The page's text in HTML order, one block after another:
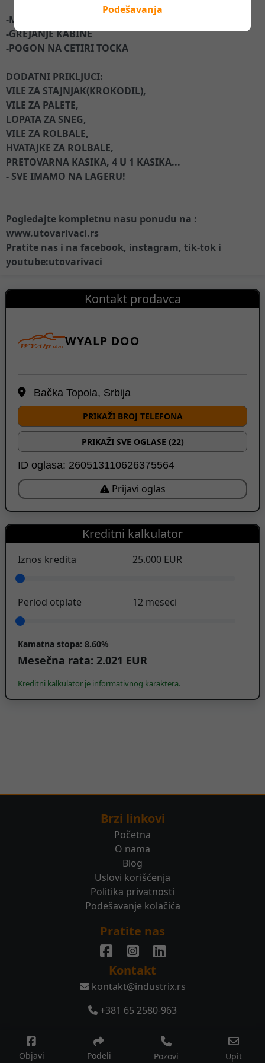
Podešavanja
-MAX. BRZINA 30 km/h
-GREJANJE KABINE
-POGON NA CETIRI TOCKA
DODATNI PRIKLJUCI:
VILE ZA STAJNJAK(KROKODIL),
VILE ZA PALETE,
LOPATA ZA SNEG,
VILE ZA ROLBALE,
HVATAJKE ZA ROLBALE,
PRETOVARNA KASIKA, 4 U 1 KASIKA...
- SVE IMAMO NA LAGERU!
Pogledajte kompletnu nasu ponudu na :
www.utovarivaci.rs
Pratite nas i na facebook, instagram, tik-tok i
youtube:utovarivaci
Objavi Podeli Pozovi Upit
Kontakt prodavca
WYALP DOO
Bačka Topola, Srbija
PRIKAŽI BROJ TELEFONA
PRIKAŽI SVE OGLASE (22)
ID oglasa: 260513110626375564
Prijavi oglas
Kreditni kalkulator
Iznos kredita 25.000 EUR
Period otplate 12 meseci
Kamatna stopa: 8.60%
Mesečna rata: 2.021 EUR
Kreditni kalkulator je informativnog karaktera.
Brzi linkovi
Početna
O nama
Blog
Uslovi korišćenja
Politika privatnosti
Podešavanje kolačića
Pratite nas
Kontakt
kontakt@industrix.rs
+381 65 2580-963
© 2026 Sva prava zadržana.